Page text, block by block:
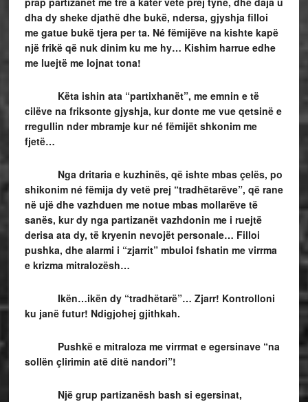
dha dy sheke djathë dhe bukë, ndersa, gjyshja filloi
me gatue bukë tjera per ta. Né fëmijëve na kishte kapë
një frikë që nuk dinim ku me hy… Kishim harrue edhe
me luejtë me lojnat tona!
Këta ishin ata “partixhanët”, me emnin e të
cilëve na friksonte gjyshja, kur donte me vue qetsinë e
rregullin nder mbramje kur né fëmijët shkonim me
fjetë…
Nga dritaria e kuzhinës, që ishte mbas çelës, po
shikonim né fëmija dy vetë prej “tradhëtarëve”, që rane
në ujë dhe vazhduen me notue mbas mollarëve të
sanës, kur dy nga partizanët vazhdonin me i ruejtë
derisa ata dy, të kryenin nevojët personale… Filloi
pushka, dhe alarmi i “zjarrit” mbuloi fshatin me virrma
e krizma mitralozësh…
Ikën…ikën dy “tradhëtarë”… Zjarr! Kontrolloni
ku janë futur! Ndigjohej gjithkah.
Pushkë e mitraloza me virrmat e egersinave “na
sollën çlirimin atë ditë nandori”!
Një grup partizanësh bash si egersinat,